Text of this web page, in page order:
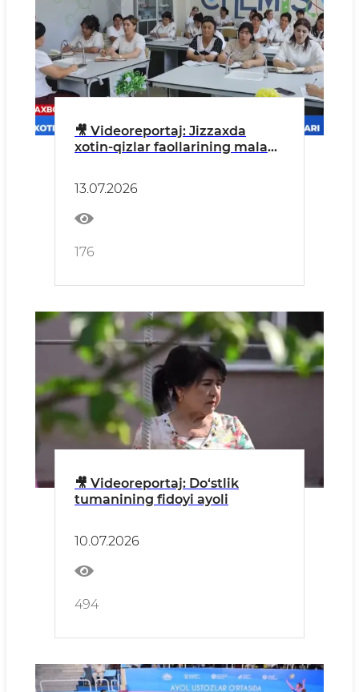
🎥 Videoreportaj: Jizzaxda
xotin-qizlar faollarining malaka
13.07.2026
176
🎥 Videoreportaj: Do‘stlik
tumanining fidoyi ayoli
10.07.2026
494